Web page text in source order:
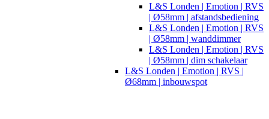
L&S Londen | Emotion | RVS
| Ø58mm | afstandsbediening
L&S Londen | Emotion | RVS
| Ø58mm | wanddimmer
L&S Londen | Emotion | RVS
| Ø58mm | dim schakelaar
L&S Londen | Emotion | RVS |
Ø68mm | inbouwspot